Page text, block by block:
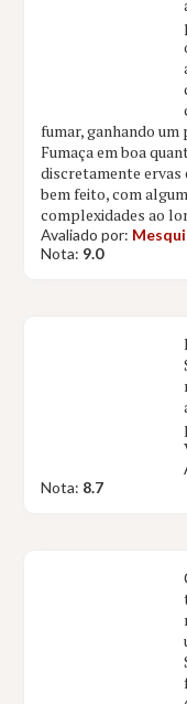
fumar, ganhando
Fumaça em boa
discretamente ervas
bem feito, com
complexidades ao
Avaliado por:
Nota: 9.0
Nota: 8.7